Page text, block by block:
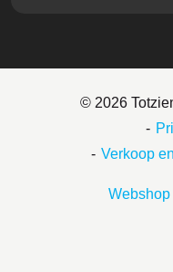
© 2026
Verkoop